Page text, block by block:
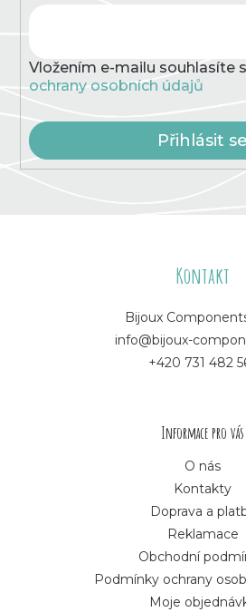
Vložením e-mailu souhlasíte s
ochrany osobních údajů
Přihlásit se
Kontakt
Bijoux
info@bijoux-
+420 731 482
Informace pro vás
O nás
Kontakty
Doprava a
Reklamace
Obchodní
Podmínky ochrany
Moje